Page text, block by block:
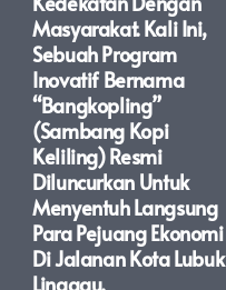
Masyarakat. Kali Ini,
Sebuah Program
Inovatif Bernama
“Bangkopling”
(Sambang Kopi
Keliling) Resmi
Diluncurkan Untuk
Menyentuh Langsung
Para Pejuang Ekonomi
Di Jalanan Kota Lubuk
Linggau.